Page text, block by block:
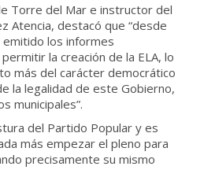
Torre del Mar e instructor del
Atencia, destacó que “desde
emitido los informes
la creación de la ELA, lo
más del carácter democrático
la legalidad de este Gobierno,
municipales”.
del Partido Popular y es
más empezar el pleno para
precisamente su mismo